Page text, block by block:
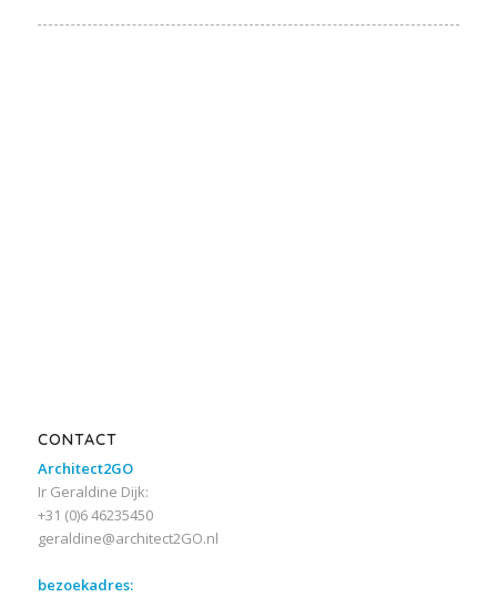
CONTACT
Architect2GO
Ir Geraldine Dijk:
+31 (0)6 46235450
geraldine@architect2GO.nl
bezoekadres: